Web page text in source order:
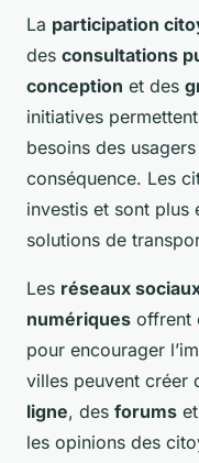
La participation
des consultations
conception et des
initiatives
besoins des
conséquence. Les
investis et sont plus
solutions de
Les réseaux
numériques offrent
pour encourager
villes peuvent créer
ligne, des forums
les opinions des